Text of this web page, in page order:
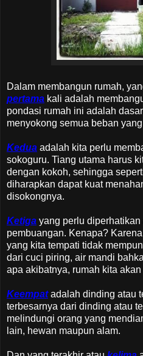
Dalam membangun rumah,
pertama kali adalah
pondasi rumah ini adalah
menyokong semua beban
Kedua adalah kita perlu
sokoguru. Tiang utama harus
dengan kokoh, sehingga
diharapkan dapat kuat
disokongnya.
Ketiga yang perlu
pembuangan. Kenapa?
yang kita tempati tidak
dari cuci piring, air mandi
apa akibatnya, rumah kita
Keempat adalah dinding atau
terbesarnya dari dinding atau
melindungi orang yang
lain, hewan maupun alam.